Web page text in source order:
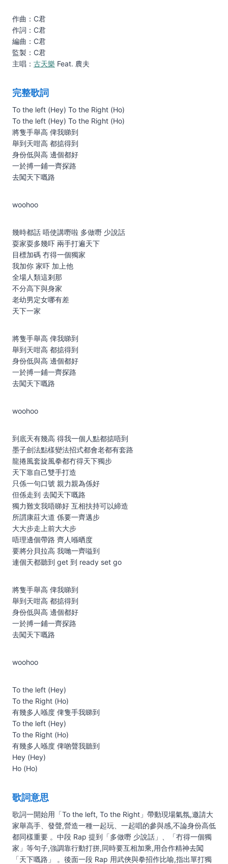
作曲：C君
作詞：C君
編曲：C君
監製：C君
主唱： 古天樂 Feat. 農夫
完整歌詞
To the left (Hey) To the Right (Ho)
To the left (Hey) To the Right (Ho)
將隻⼿舉⾼ 俾我睇到
舉到天咁⾼ 都掂得到
⾝份低與⾼ 邊個都好
⼀於搏⼀鋪⼀齊探路
去闖天下嘅路
woohoo
幾時都話 唔使講嘢啦 多做嘢 少說話
耍家耍多幾吓 兩⼿打遍天下
⽬標加碼 冇得⼀個獨家
我加你 家吓 加上他
全場⼈類這剎那
不分⾼下與⾝家
老幼男定女哪有差
天下⼀家
將隻⼿舉⾼ 俾我睇到
舉到天咁⾼ 都掂得到
⾝份低與⾼ 邊個都好
⼀於搏⼀鋪⼀齊探路
去闖天下嘅路
woohoo
到底天有幾⾼ 得我⼀個⼈點都掂唔到
墨⼦劍法點樣變法招式都會老都有套路
⿓捲風套旋風拳都冇得天下獨步
天下靠⾃⼰雙⼿打造
只係⼀句⼝號 親⼒親為係好
但係走到 去闖天下嘅路
獨⼒難⽀我唔睇好 互相扶持可以締造
所謂康莊⼤道 係要⼀齊邁步
⼤⼤步走上前⼤⼤步
唔理邊個帶路 齊⼈喺晒度
要將分⾙拉⾼ 我哋⼀齊嗌到
連個天都聽到 get 到 ready set go
將隻⼿舉⾼ 俾我睇到
舉到天咁⾼ 都掂得到
⾝份低與⾼ 邊個都好
⼀於搏⼀鋪⼀齊探路
去闖天下嘅路
woohoo
To the left (Hey)
To the Right (Ho)
有幾多⼈喺度 俾隻⼿我睇到
To the left (Hey)
To the Right (Ho)
有幾多⼈喺度 俾啲聲我聽到
Hey (Hey)
Ho (Ho)
歌詞意思
歌詞一開始用「To the left, To the Right」帶動現場氣氛,邀請大
家舉高手、發聲,營造一種一起玩、一起唱的參與感,不論身份高低
都同樣重要 。中段 Rap 提到「多做嘢 少說話」、「冇得一個獨
家」等句子,強調靠行動打拼,同時要互相加乘,用合作精神去闖
「天下嘅路」 。後面一段 Rap 用武俠與拳招作比喻,指出單打獨